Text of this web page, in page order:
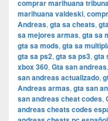
comprar marihuana
marihuana valdeski,
Andreas, gta sa cheats,
sa mejores armas, gta sa
gta sa mods, gta sa
gta sa ps2, gta sa ps3, gta
xbox 360, Gta san andreas,
san andreas actualizado,
Andreas armas, gta san
san andreas cheat codes,
andreas cheats codes